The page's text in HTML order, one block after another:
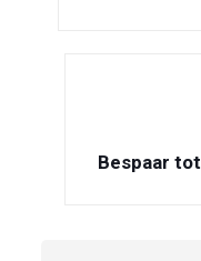
Bespaar